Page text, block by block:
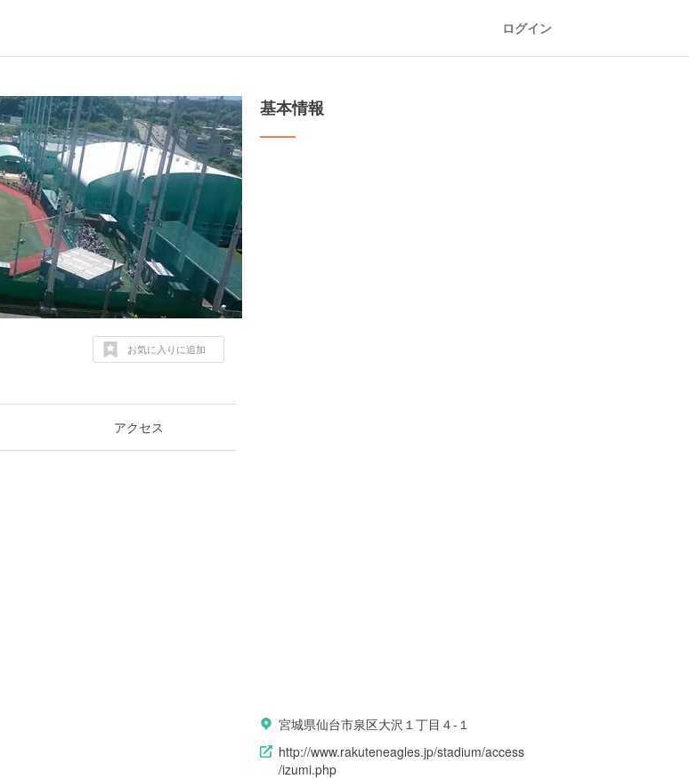
ログイン
お気に入りに追加
アクセス
基本情報
宮城県仙台市泉区大沢１丁目４-１
http://www.rakuteneagles.jp/stadium/access
/izumi.php